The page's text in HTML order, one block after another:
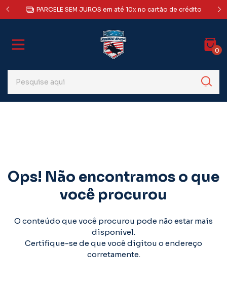
Sul, PARCELE SEM JUROS em até 10x no cartão de crédito
0
Ops! Não encontramos o que
você procurou
O conteúdo que você procurou pode não estar mais
disponível.
Certifique-se de que você digitou o endereço
corretamente.